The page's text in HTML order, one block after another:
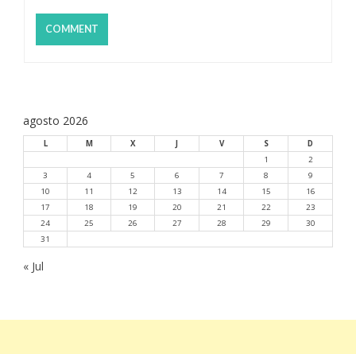
agosto 2026
L M X V S
D
1
2
3
4 5 6 7 8
9
10
11 12 13 14 15
16
17
18 19 20 21 22
23
24
25 26 27 28 29
30
31
« Jul